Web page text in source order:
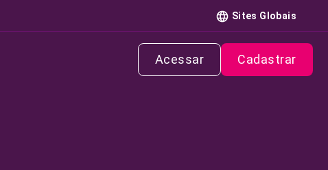
Sites Globais
Acessar Cadastrar